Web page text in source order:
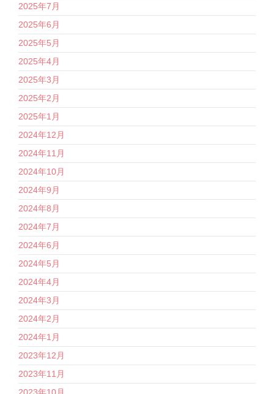
2025年7月
2025年6月
2025年5月
2025年4月
2025年3月
2025年2月
2025年1月
2024年12月
2024年11月
2024年10月
2024年9月
2024年8月
2024年7月
2024年6月
2024年5月
2024年4月
2024年3月
2024年2月
2024年1月
2023年12月
2023年11月